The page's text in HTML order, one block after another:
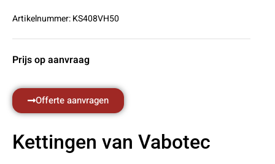
Artikelnummer:KS408VH50
Prijs op aanvraag
Offerte aanvragen
Kettingen van Vabotec